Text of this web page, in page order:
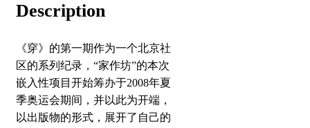
Description
《穿》的第一期作为一个北京社
区的系列纪录，“家作坊”的本次
嵌入性项目开始筹办于2008年夏
季奥运会期间，并以此为开端，
以出版物的形式，展开了自己的